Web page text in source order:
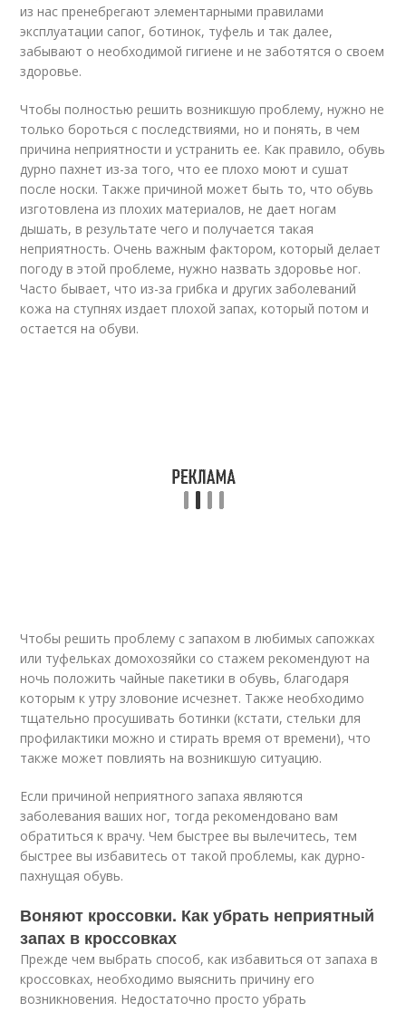
из нас пренебрегают элементарными правилами
эксплуатации сапог, ботинок, туфель и так далее,
забывают о необходимой гигиене и не заботятся о своем
здоровье.
Чтобы полностью решить возникшую проблему, нужно не
только бороться с последствиями, но и понять, в чем
причина неприятности и устранить ее. Как правило, обувь
дурно пахнет из-за того, что ее плохо моют и сушат
после носки. Также причиной может быть то, что обувь
изготовлена из плохих материалов, не дает ногам
дышать, в результате чего и получается такая
неприятность. Очень важным фактором, который делает
погоду в этой проблеме, нужно назвать здоровье ног.
Часто бывает, что из-за грибка и других заболеваний
кожа на ступнях издает плохой запах, который потом и
остается на обуви.
Чтобы решить проблему с запахом в любимых сапожках
или туфельках домохозяйки со стажем рекомендуют на
ночь положить чайные пакетики в обувь, благодаря
которым к утру зловоние исчезнет. Также необходимо
тщательно просушивать ботинки (кстати, стельки для
профилактики можно и стирать время от времени), что
также может повлиять на возникшую ситуацию.
Если причиной неприятного запаха являются
заболевания ваших ног, тогда рекомендовано вам
обратиться к врачу. Чем быстрее вы вылечитесь, тем
быстрее вы избавитесь от такой проблемы, как дурно-
пахнущая обувь.
Воняют кроссовки. Как убрать неприятный
запах в кроссовках
Прежде чем выбрать способ, как избавиться от запаха в
кроссовках, необходимо выяснить причину его
возникновения. Недостаточно просто убрать